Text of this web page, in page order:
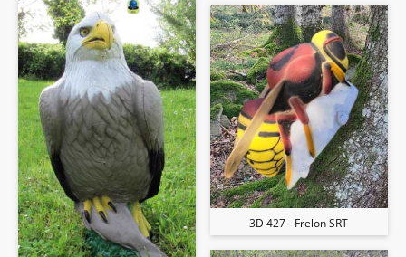
3D 427 - Frelon SRT